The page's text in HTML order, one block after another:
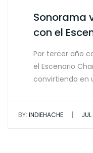
Sonorama
con el
Por tercer año
el Escenario
convirtiendo en
BY: INDIEHACHE |